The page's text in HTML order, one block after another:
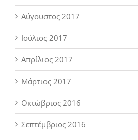
Αύγουστος 2017
Ιούλιος 2017
Απρίλιος 2017
Μάρτιος 2017
Οκτώβριος 2016
Σεπτέμβριος 2016